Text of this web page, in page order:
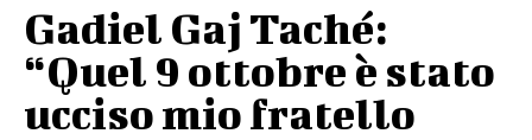
Gadiel Gaj Taché:
“Quel 9 ottobre è stato
ucciso mio fratello